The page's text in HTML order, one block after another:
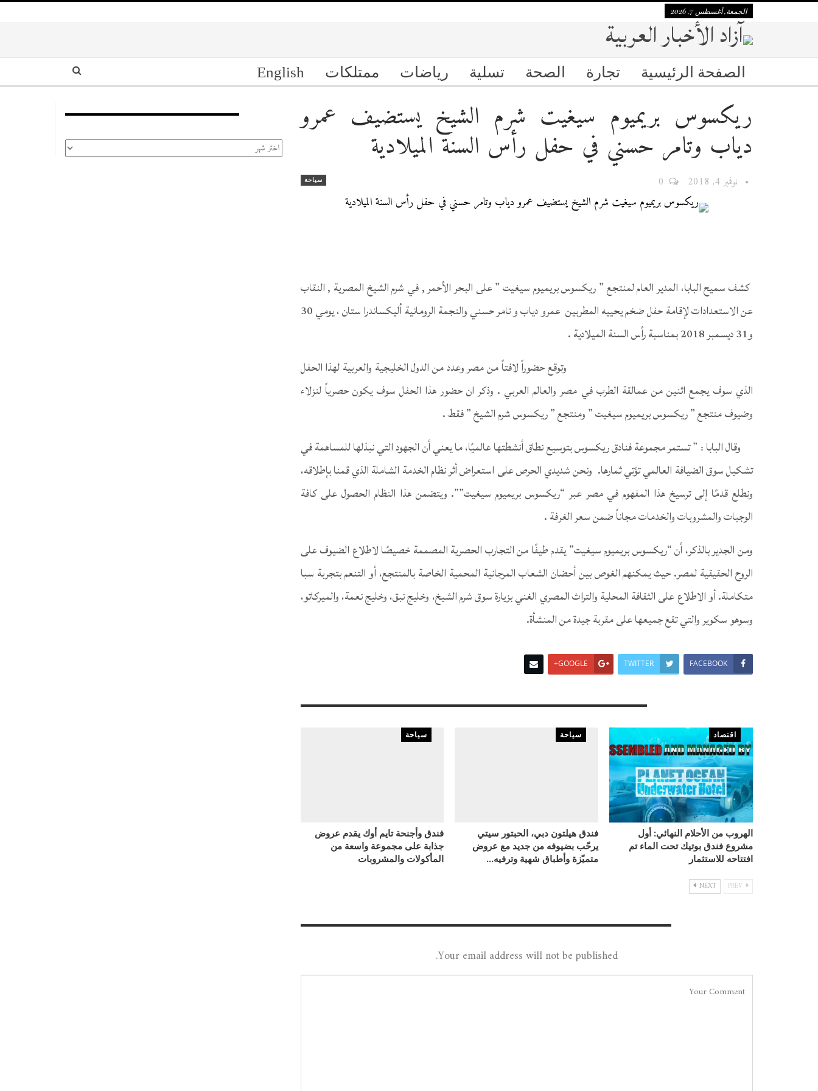
الجمعة, أغسطس 7, 2026
الصفحة الرئيسية تجارة الصحة تسلية رياضات ممتلكات English
ريكسوس بريميوم سيغيت شرم الشيخ يستضيف عمرو
دياب وتامر حسني في حفل رأس السنة الميلادية
سياحة نوفمبر 4, 2018
كشف سميح البابا، المدير العام لمنتجع ” ريكسوس بريميوم سيغيت ” على البحر الأحمر , في شرم الشيخ المصرية , النقاب
عن الاستعدادات لإقامة حفل ضخم يحييه المطربين عمرو دياب و تامر حسني والنجمة الرومانية أليكساندرا ستان ، يومي 30
و31 ديسمبر 2018 بمناسبة رأس السنة الميلادية .
وتوقع حضوراً لافتاً من مصر وعدد من الدول الخليجية والعربية لهذا الحفل
الذي سوف يجمع اثنين من عمالقة الطرب في مصر والعالم العربي . وذكر ان حضور هذا الحفل سوف يكون حصرياً لنزلاء
وضيوف منتجع ” ريكسوس بريميوم سيغيت ” ومنتجع ” ريكسوس شرم الشيخ ” فقط .
وقال البابا : ” تستمر مجموعة فنادق ريكسوس بتوسيع نطاق أنشطتها عالميًا، ما يعني أن الجهود التي نبذلها للمساهمة في
تشكيل سوق الضيافة العالمي تؤتي ثمارها. ونحن شديدي الحرص على استعراض أثر نظام الخدمة الشاملة الذي قمنا بإطلاقه،
ونطلع قدمًا إلى ترسيخ هذا المفهوم في مصر عبر “ريكسوس بريميوم سيغيت””. ويتضمن هذا النظام الحصول على كافة
الوجبات والمشروبات والخدمات مجاناً ضمن سعر الغرفة .
ومن الجدير بالذكر، أن “ريكسوس بريميوم سيغيت” يقدم طيفًا من التجارب الحصرية المصممة خصيصًا لاطلاع الضيوف على
الروح الحقيقية لمصر. حيث يمكنهم الغوص بين أحضان الشعاب المرجانية المحمية الخاصة بالمنتجع، أو التنعم بتجربة سبا
متكاملة. أو الاطلاع على الثقافة المحلية والتراث المصري الغني بزيارة سوق شرم الشيخ، وخليج نبق، وخليج نعمة، والميركاتو،
وسوهو سكوير والتي تقع جميعها على مقربة جيدة من المنشأة.
FACEBOOK
TWITTER
GOOGLE+
اقتصاد
الهروب من الأحلام النهائي: أول
مشروع فندق بوتيك تحت الماء تم
افتتاحه للاستثمار
سياحة
فندق هيلتون دبي، الحبتور سيتي
يرحّب بضيوفه من جديد مع عروض
متميّزة وأطباق شهية وترفيه…
سياحة
فندق وأجنحة تايم أوك يقدم عروض
جذابة على مجموعة واسعة من
المأكولات والمشروبات
NEXT
Your email address will not be published.
الأرشيف